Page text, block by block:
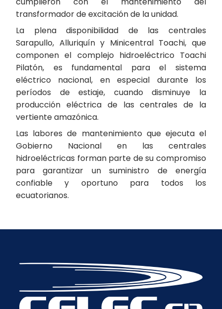
transformador de excitación de la unidad.
La plena disponibilidad de las centrales
Sarapullo, Alluriquín y Minicentral Toachi, que
componen el complejo hidroeléctrico Toachi
Pilatón, es fundamental para el sistema
eléctrico nacional, en especial durante los
períodos de estiaje, cuando disminuye la
producción eléctrica de las centrales de la
vertiente amazónica.
Las labores de mantenimiento que ejecuta el
Gobierno Nacional en las centrales
hidroeléctricas forman parte de su compromiso
para garantizar un suministro de energía
confiable y oportuno para todos los
ecuatorianos.